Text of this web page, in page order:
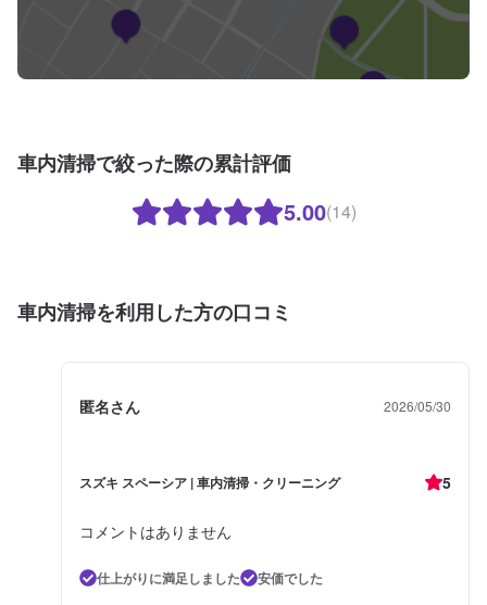
車内清掃で絞った際の累計評価
5.00(14)
車内清掃を利用した方の口コミ
匿名さん 2026/05/30
スズキ スペーシア | 車内清掃・クリーニング 5
コメントはありません
仕上がりに満足しました
安価でした